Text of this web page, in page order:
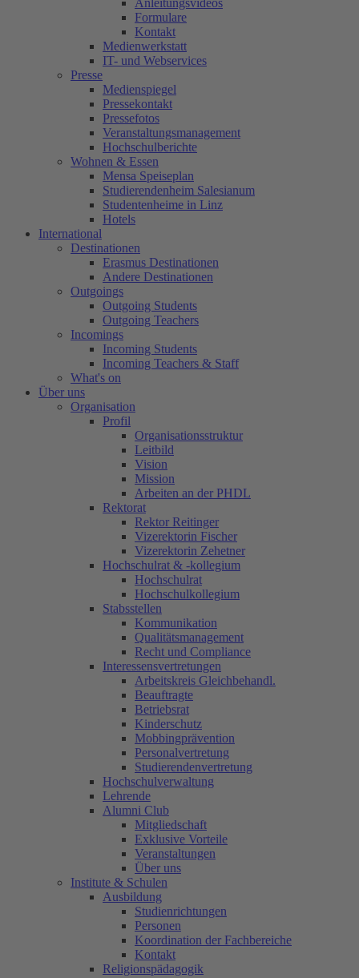
Anleitungsvideos
Formulare
Kontakt
Medienwerkstatt
IT- und Webservices
Presse
Medienspiegel
Pressekontakt
Pressefotos
Veranstaltungsmanagement
Hochschulberichte
Wohnen & Essen
Mensa Speiseplan
Studierendenheim Salesianum
Studentenheime in Linz
Hotels
International
Destinationen
Erasmus Destinationen
Andere Destinationen
Outgoings
Outgoing Students
Outgoing Teachers
Incomings
Incoming Students
Incoming Teachers & Staff
What's on
Über uns
Organisation
Profil
Organisationsstruktur
Leitbild
Vision
Mission
Arbeiten an der PHDL
Rektorat
Rektor Reitinger
Vizerektorin Fischer
Vizerektorin Zehetner
Hochschulrat & -kollegium
Hochschulrat
Hochschulkollegium
Stabsstellen
Kommunikation
Qualitätsmanagement
Recht und Compliance
Interessensvertretungen
Arbeitskreis Gleichbehandl.
Beauftragte
Betriebsrat
Kinderschutz
Mobbingprävention
Personalvertretung
Studierendenvertretung
Hochschulverwaltung
Lehrende
Alumni Club
Mitgliedschaft
Exklusive Vorteile
Veranstaltungen
Über uns
Institute & Schulen
Ausbildung
Studienrichtungen
Personen
Koordination der Fachbereiche
Kontakt
Religionspädagogik